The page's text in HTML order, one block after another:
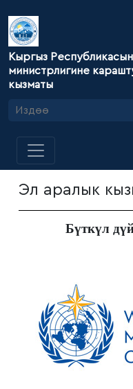
Кыргыз
министрлигине
кызматы
Эл аралык
Бүткүл